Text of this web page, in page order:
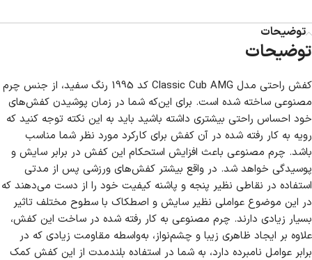
توضیحات
توضیحات
کفش راحتی مدل Classic Cub AMG کد 1995 رنگ سفید، از جنس چرم
مصنوعی ساخته شده‌ است. برای این‌که شما در زمان پوشیدن کفش‌های
خود احساس راحتی بیشتری داشته باشید باید به این نکته توجه کنید که
رویه به کار رفته شده در آن کفش برای کارکرد مورد نظر شما مناسب
باشد. چرم مصنوعی باعث افزایش استحکام این کفش در برابر سایش و
پوسیدگی خواهد شد. در واقع بیشتر کفش‌های ورزشی پس از مدتی
استفاده در نقاطی نظیر پنجه و پاشنه کیفیت خود را از دست می‌دهند که
در این موضوع عواملی نظیر سایش و اصطکاک با سطوح مختلف تاثیر
بسیار زیادی دارند. چرم مصنوعی به کار رفته شده در ساخت این کفش،
علاوه بر ایجاد ظاهری زیبا و چشم‌نواز، به‌واسطه مقاومت زیادی که در
برابر عوامل نامبرده دارد، به شما در استفاده بلندمدت از این کفش کمک